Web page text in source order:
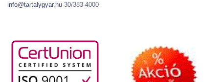
info@tartalygyar.hu 30/383-4000